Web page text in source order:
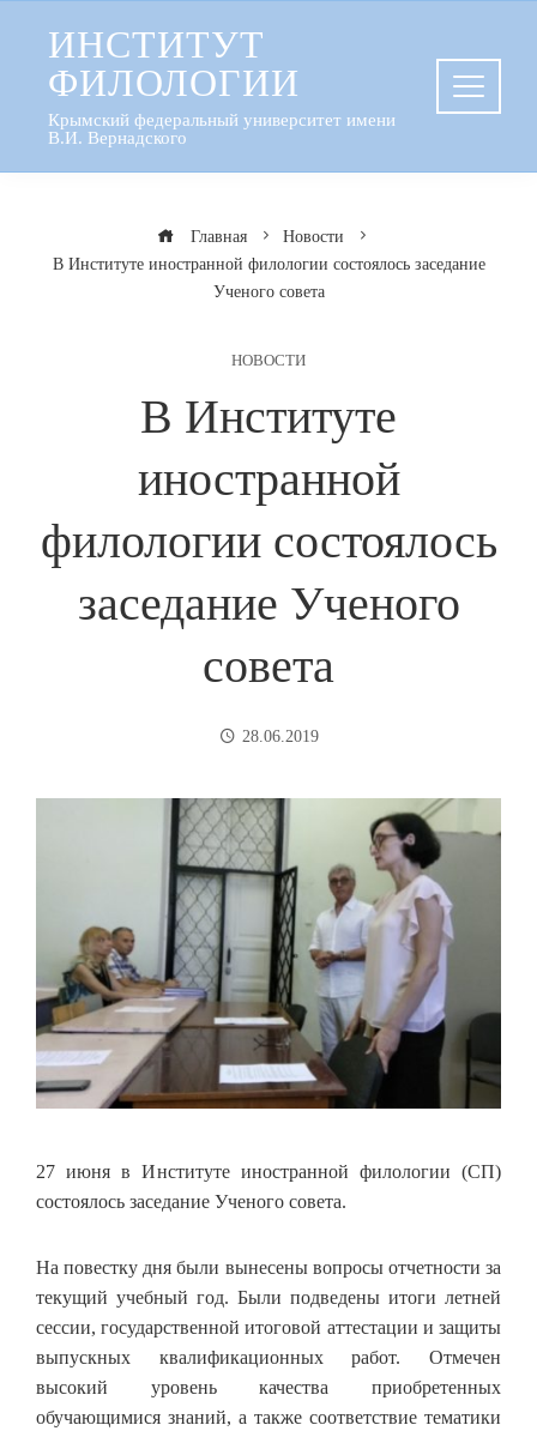
содержанию
ИНСТИТУТ
ФИЛОЛОГИИ
Крымский федеральный университет имени
В.И. Вернадского
Главная
Новости
В Институте иностранной филологии состоялось заседание
Ученого совета
НОВОСТИ
В Институте
иностранной
филологии состоялось
заседание Ученого
совета
28.06.2019
27 июня в Институте иностранной филологии (СП)
состоялось заседание Ученого совета.
На повестку дня были вынесены вопросы отчетности за
текущий учебный год. Были подведены итоги летней
сессии, государственной итоговой аттестации и защиты
выпускных квалификационных работ. Отмечен
высокий уровень качества приобретенных
обучающимися знаний, а также соответствие тематики